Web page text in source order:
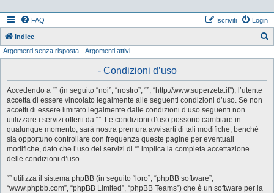
FAQ Login
Iscriviti
Indice
Argomenti senza risposta Argomenti attivi
- Condizioni d’uso
Accedendo a “” (in seguito “noi”, “nostro”, “”, “http://www.superzeta.it”), l’utente
accetta di essere vincolato legalmente alle seguenti condizioni d’uso. Se non
accetti di essere limitato legalmente dalle condizioni d’uso seguenti non
utilizzare i servizi offerti da “”. Le condizioni d’uso possono cambiare in
qualunque momento, sarà nostra premura avvisarti di tali modifiche, benché
sia opportuno controllare con frequenza queste pagine per eventuali
modifiche, dato che l’uso dei servizi di “” implica la completa accettazione
delle condizioni d’uso.
“” utilizza il sistema phpBB (in seguito “loro”, “phpBB software”,
“www.phpbb.com”, “phpBB Limited”, “phpBB Teams”) che è un software per la